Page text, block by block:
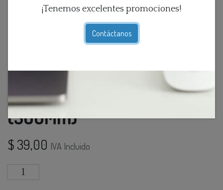
¡Tenemos excelentes promociones!
Contáctanos
Base Redonda 5L Cromado
(500Mm)
$ 39,00 IVA Incluido